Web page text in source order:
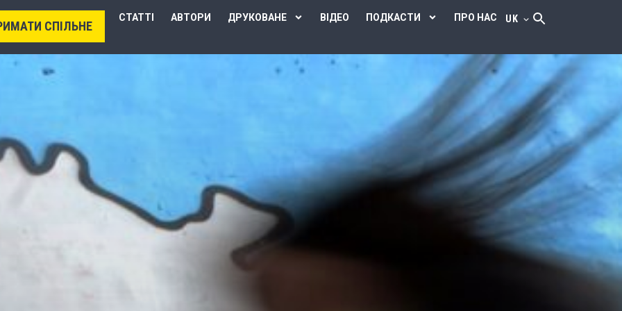
СПІЛЬНЕ
СТАТТІ АВТОРИ ДРУКОВАНЕ ВІДЕО ПОДКАСТИ ПРО НАС UK